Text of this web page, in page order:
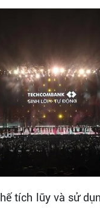
tích lũy và sử